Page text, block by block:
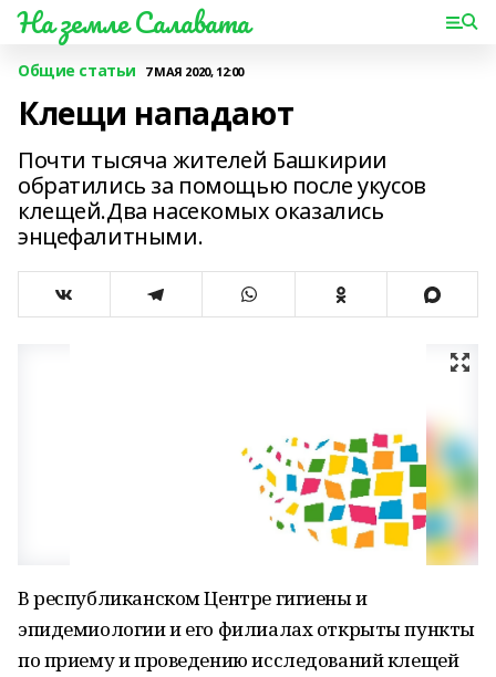
На земле Салавата
Общие статьи 7 МАЯ 2020, 12:00
Клещи нападают
Почти тысяча жителей Башкирии
обратились за помощью после укусов
клещей.Два насекомых оказались
энцефалитными.
В республиканском Центре гигиены и
эпидемиологии и его филиалах открыты пункты
по приему и проведению исследований клещей